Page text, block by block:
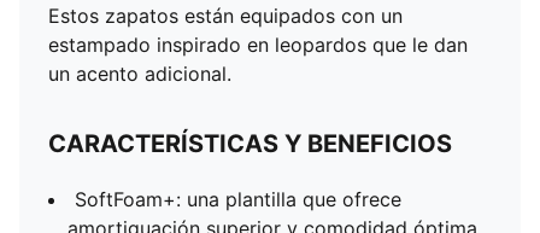
Estos zapatos están equipados con un
estampado inspirado en leopardos que le dan
un acento adicional.
CARACTERÍSTICAS Y BENEFICIOS
SoftFoam+: una plantilla que ofrece
amortiguación superior y comodidad óptima